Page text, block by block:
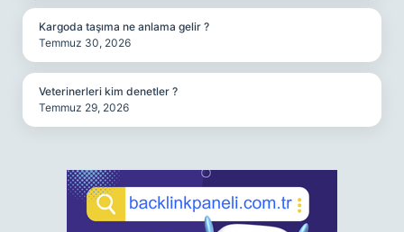
Kargoda taşıma ne anlama gelir ?
Temmuz 30, 2026
Veterinerleri kim denetler ?
Temmuz 29, 2026